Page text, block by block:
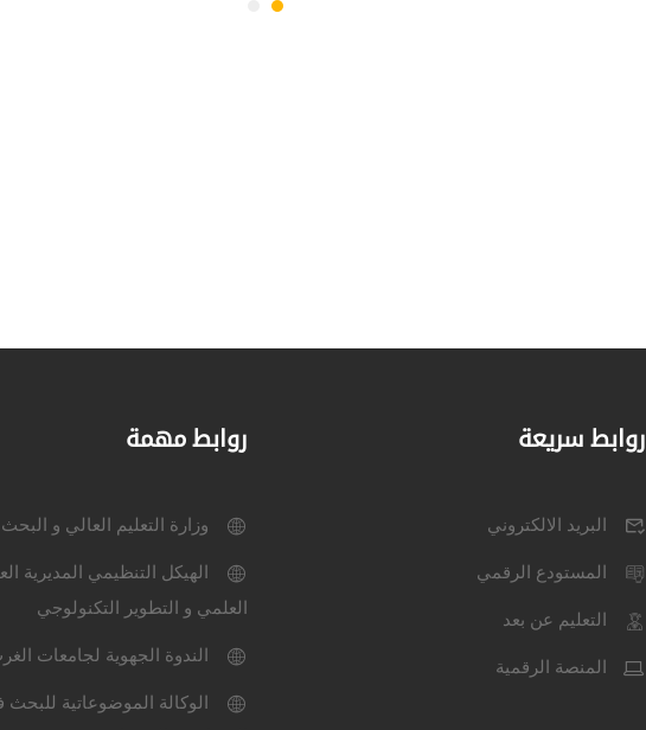
روابط سريعة
البريد الالكتروني
المستودع الرقمي
التعليم عن بعد
المنصة الرقمية
روابط مهمة
وزارة التعليم العالي و
الهيكل التنظيمي المديرية
العلمي و التطوير التكنولوجي
الندوة الجهوية لجامعات
الوكالة الموضوعاتية للبحث